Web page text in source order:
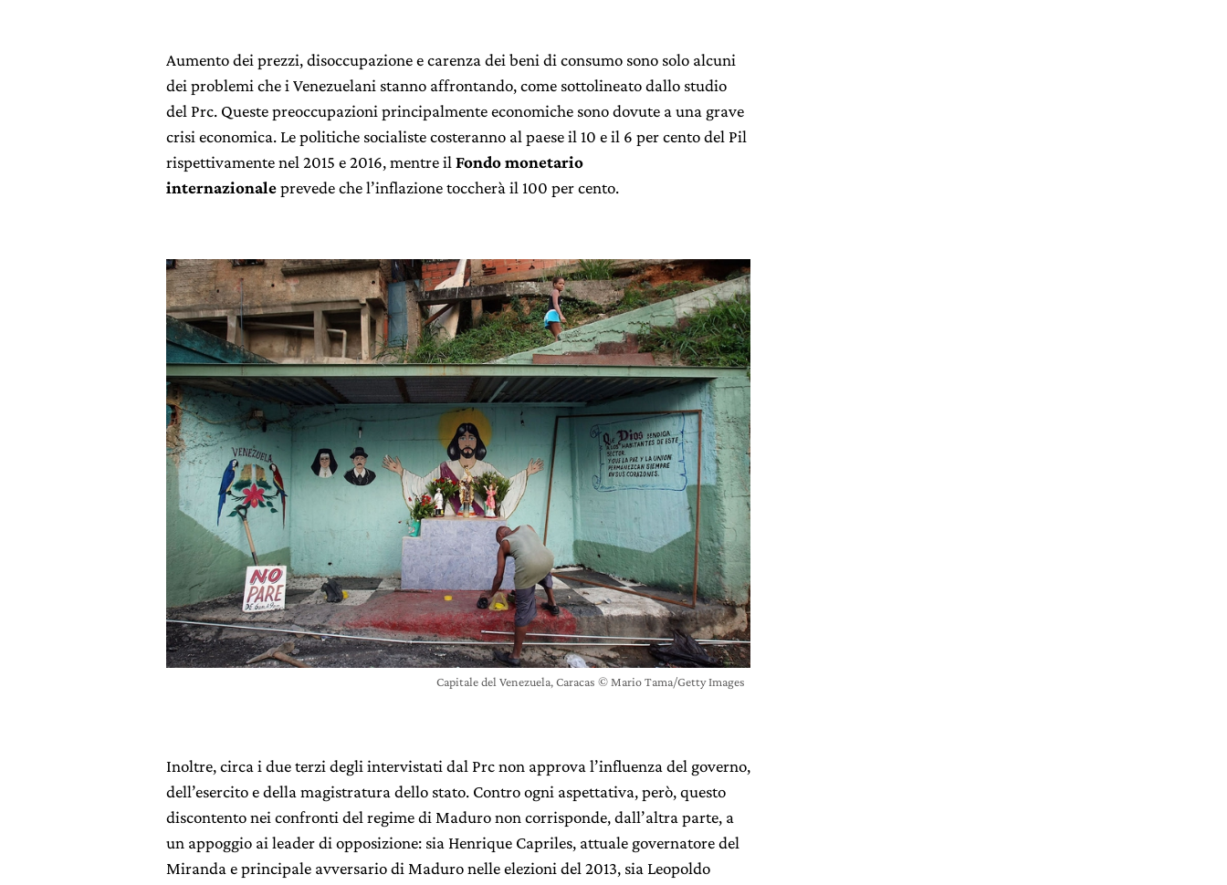
Aumento dei prezzi, disoccupazione e carenza dei beni di consumo sono solo alcuni
dei problemi che i Venezuelani stanno affrontando, come sottolineato dallo studio
del Prc. Queste preoccupazioni principalmente economiche sono dovute a una grave
crisi economica. Le politiche socialiste costeranno al paese il 10 e il 6 per cento del Pil
rispettivamente nel 2015 e 2016, mentre il Fondo monetario
internazionaleprevede che l’inflazione toccherà il 100 per cento.
Capitale del Venezuela, Caracas © Mario Tama/Getty Images
Inoltre, circa i due terzi degli intervistati dal Prc non approva l’influenza del governo,
dell’esercito e della magistratura dello stato. Contro ogni aspettativa, però, questo
discontento nei confronti del regime di Maduro non corrisponde, dall’altra parte, a
un appoggio ai leader di opposizione: sia Henrique Capriles, attuale governatore del
Miranda e principale avversario di Maduro nelle elezioni del 2013, sia Leopoldo